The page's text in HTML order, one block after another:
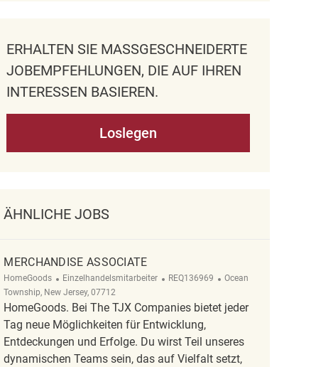
ERHALTEN SIE MASSGESCHNEIDERTE J
OBEMPFEHLUNGEN, DIE AUF IHREN I
NTERESSEN BASIEREN.
Loslegen
ÄHNLICHE JOBS
MERCHANDISE ASSOCIATE
HomeGoods Kategorie
Einzelhandelsmitarbeiter ReqId
REQ136969 Ort
Ocean
Township, New Jersey, 07712
HomeGoods. Bei The TJX Companies bietet jeder
Tag neue Möglichkeiten für Entwicklung,
Entdeckungen und Erfolge. Du wirst Teil unseres
dynamischen Teams sein, das auf Vielfalt setzt,